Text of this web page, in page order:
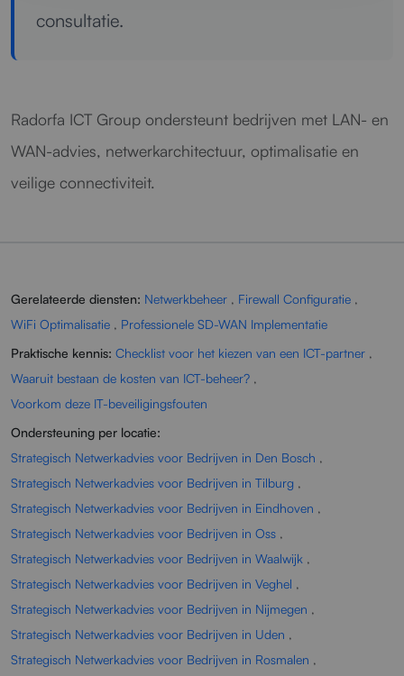
consultatie.
Radorfa ICT Group ondersteunt bedrijven met LAN- en
WAN-advies, netwerkarchitectuur, optimalisatie en
veilige connectiviteit.
Gerelateerde diensten: Netwerkbeheer , Firewall Configuratie ,
WiFi Optimalisatie , Professionele SD-WAN Implementatie
Praktische kennis: Checklist voor het kiezen van een ICT-partner ,
Waaruit bestaan de kosten van ICT-beheer? ,
Voorkom deze IT-beveiligingsfouten
Ondersteuning per locatie:
Strategisch Netwerkadvies voor Bedrijven in Den Bosch ,
Strategisch Netwerkadvies voor Bedrijven in Tilburg ,
Strategisch Netwerkadvies voor Bedrijven in Eindhoven ,
Strategisch Netwerkadvies voor Bedrijven in Oss ,
Strategisch Netwerkadvies voor Bedrijven in Waalwijk ,
Strategisch Netwerkadvies voor Bedrijven in Veghel ,
Strategisch Netwerkadvies voor Bedrijven in Nijmegen ,
Strategisch Netwerkadvies voor Bedrijven in Uden ,
Strategisch Netwerkadvies voor Bedrijven in Rosmalen ,